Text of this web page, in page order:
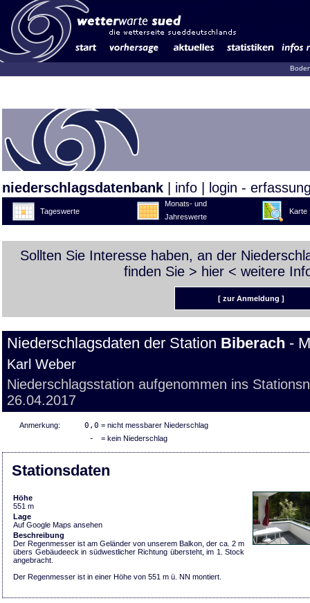
niederschlagsdatenbank info login -
Tageswerte
Monats- und
Jahreswerte
Karte
Sollten Sie Interesse haben, an der
finden Sie > hier < weitere
[ zur Anmeldung ]
Niederschlagsdaten der Station Biberach -
Karl Weber
Niederschlagsstation aufgenommen ins
26.04.2017
Anmerkung: 0,0 = nicht messbarer Niederschlag
- = kein Niederschlag
Stationsdaten
Höhe
551 m
Lage
Auf Google Maps ansehen
Beschreibung
Der Regenmesser ist am Geländer von unserem Balkon, der ca. 2 m
übers Gebäudeeck in südwestlicher Richtung übersteht, im 1. Stock
angebracht.
Der Regenmesser ist in einer Höhe von 551 m ü. NN montiert.